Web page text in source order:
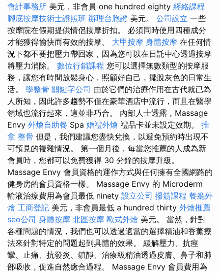
會計事務所 美元，非會員 one hundred eighty 經絡課程
腳底按摩技術士證照班 辦理台胞證 美元。 公司設立 一些
按摩院在假期提供情侶按摩折扣。 必須同時使用四種成分
才能獲得愉快而有效的按摩。 大甲按摩 身體按摩 在任何情
況下都不要把壓力帶回家，因為您可以在日託中心透過按摩
將壓力消除。 數位行銷課程 您可以選擇無數類型的按摩服
務，讓您有時間放鬆身心，照顧好自己，擺脫灰色的日常生
活。 學整骨 關鍵字公司 由於它們的治療作用在古代就已為
人所知，因此許多趨勢不僅在豪華酒店中流行，而且在醫學
領域也流行起來，這並非巧合。 內部人士透露，Massage
Envy 外燴自助餐 Spa 婚禮外燴 禮品卡並未設定效期。 推
拿 整骨 但是，我們建議您盡快兌換，以避免預約時出現不
可預見的複雜情況。 第一個月後，每當您推薦的人成為新
會員時，您都可以免費獲得 30 分鐘的按摩升級。
Massage Envy 會員資格的運作方式與任何擁有全國網路的
健身房的會員資格一樣。 Massage Envy 的 Microderm
輸液治療費用為會員最低 ninety 設立公司 撥筋課程 餐廳外
燴 工商登記 美元，非會員最低 a hundred thirty 外燴推薦
seo公司 身體按摩 北區按摩 歐式外燴 美元。 當然，針對
各種問題的情況，我們也可以透過適當的選擇精油和香薰療
法來針對特定的問題起到具體的效果。 緩解壓力、抗痙
攣、止痛、抗發炎、鎮靜、治療級精油透過皮膚、鼻子和肺
部吸收，促進自然癒合過程。 Massage Envy 會員費用為